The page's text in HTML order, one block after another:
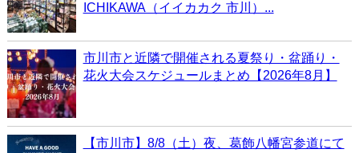
ICHIKAWA（イイカカク 市川）...
市川市と近隣で開催される夏祭り・盆踊り・
花火大会スケジュールまとめ【2026年8月】
【市川市】8/8（土）夜、葛飾八幡宮参道にて